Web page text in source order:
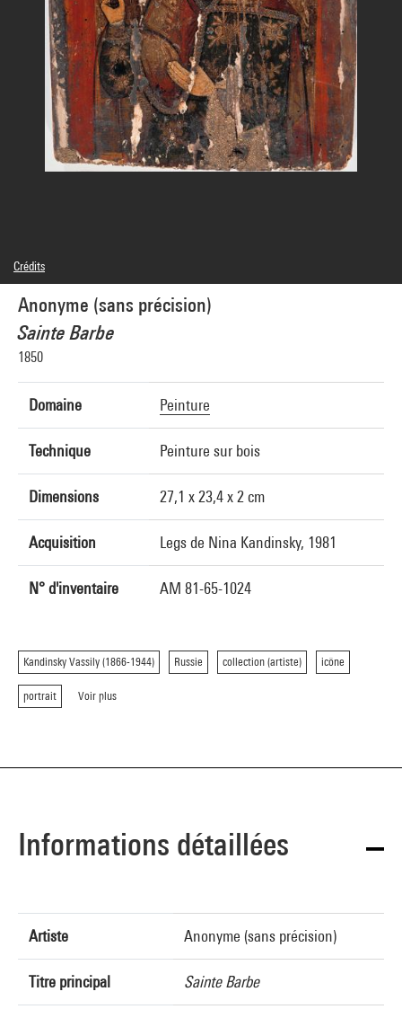
Anonyme (sans précision)
Sainte Barbe
1850
Domaine Peinture
Technique Peinture sur bois
Dimensions 27,1 x 23,4 x 2 cm
Acquisition Legs de Nina Kandinsky, 1981
N° d'inventaire AM 81-65-1024
Kandinsky Vassily (1866-1944) Russie collection (artiste) icône
portrait Voir plus
Crédits
© droits réservés
Crédit photographique : Centre Pompidou, MNAM-CCI/Service de la documentation
photographique du MNAM/Dist. GrandPalaisRmn
Réf. image : 4R05610 [1983 CX 0322]
Diffusion image :
Informations détaillées
Artiste Anonyme (sans précision)
Titre principal Sainte Barbe